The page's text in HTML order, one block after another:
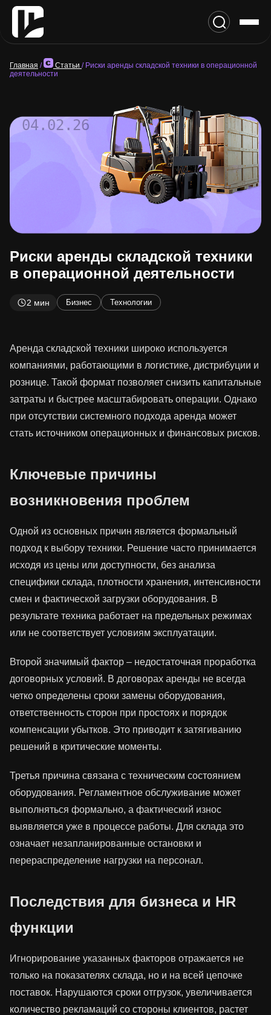
Главная / Статьи / Риски аренды складской техники в операционной
деятельности
04.02.26
Риски аренды складской техники
в операционной деятельности
2 мин Бизнес Технологии
Аренда складской техники широко используется
компаниями, работающими в логистике, дистрибуции и
рознице. Такой формат позволяет снизить капитальные
затраты и быстрее масштабировать операции. Однако
при отсутствии системного подхода аренда может
стать источником операционных и финансовых рисков.
Ключевые причины
возникновения проблем
Одной из основных причин является формальный
подход к выбору техники. Решение часто принимается
исходя из цены или доступности, без анализа
специфики склада, плотности хранения, интенсивности
смен и фактической загрузки оборудования. В
результате техника работает на предельных режимах
или не соответствует условиям эксплуатации.
Второй значимый фактор – недостаточная проработка
договорных условий. В договорах аренды не всегда
четко определены сроки замены оборудования,
ответственность сторон при простоях и порядок
компенсации убытков. Это приводит к затягиванию
решений в критические моменты.
Третья причина связана с техническим состоянием
оборудования. Регламентное обслуживание может
выполняться формально, а фактический износ
выявляется уже в процессе работы. Для склада это
означает незапланированные остановки и
перераспределение нагрузки на персонал.
Последствия для бизнеса и HR
функции
Игнорирование указанных факторов отражается не
только на показателях склада, но и на всей цепочке
поставок. Нарушаются сроки отгрузок, увеличивается
количество рекламаций со стороны клиентов, растет